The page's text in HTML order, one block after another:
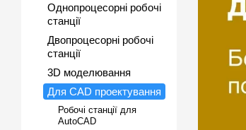
Однопроцесорні робочі
станції
Двопроцесорні робочі
станції
3D моделювання
Для CAD проектування
Робочі станції для
AutoCAD